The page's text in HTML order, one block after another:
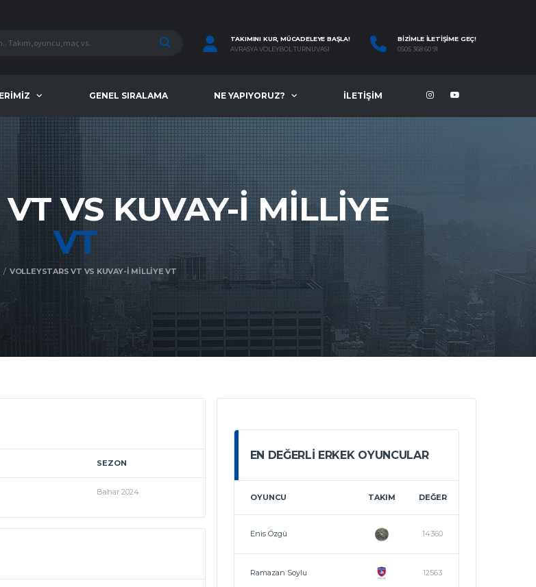
TAKIMINI KUR, MÜCADELEYE BAŞLA!
AVRASYA VOLEYBOL TURNUVASI
BIZIMLE İLETIŞIME GEÇ!
0505 368 60 91
GENEL SIRALAMA NE YAPIYORUZ? İLETIŞIM
VS KUVAY-I MILLIYE
VT
VOLLEYSTARS VT VS KUVAY-I MILLIYE VT
SEZON
Bahar 2024
EN DEĞERLI ERKEK OYUNCULAR
OYUNCU TAKIM DEĞER
Enis Özgü 14360
Ramazan Soylu 12563